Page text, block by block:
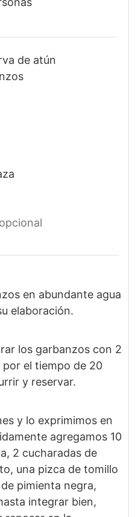
de atún
opcional
en abundante agua
elaboración.
los garbanzos con 2
el tiempo de 20
y reservar.
y lo exprimimos en
agregamos 10
2 cucharadas de
una pizca de tomillo
pimienta negra,
integrar bien,